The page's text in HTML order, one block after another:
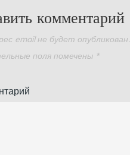
комментарий
email не будет опубликован.
поля помечены *